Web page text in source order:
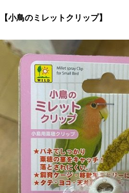
【小鳥のミレットクリップ】